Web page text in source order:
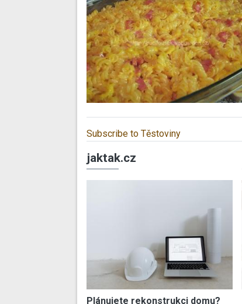
Subscribe to Těstoviny
jaktak.cz
Plánujete rekonstrukci domu?